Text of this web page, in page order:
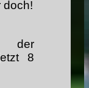
doch!
8